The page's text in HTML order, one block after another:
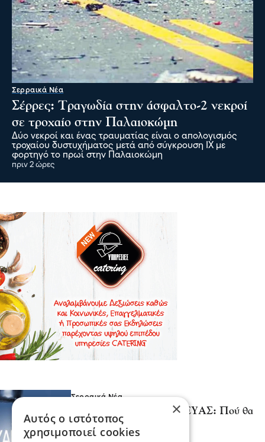
Σερραικά Νέα
Σέρρες: Τραγωδία στην άσφαλτο-2 νεκροί
σε τροχαίο στην Παλαιοκώμη
Δύο νεκροί και ένας τραυματίας είναι ο απολογισμός
τροχαίου δυστυχήματος μετά από σύγκρουση ΙΧ με
φορτηγό το πρωί στην Παλαιοκώμη
πριν 2 ώρες
Σερραικά Νέα
Έκτακτη Ανακοίνωση ΔΕΥΑΣ: Πού θα
γίνει αύριο διακοπή
06 Αυγ 2026, 22:06
×
Αυτός ο ιστότοπος
χρησιμοποιεί cookies